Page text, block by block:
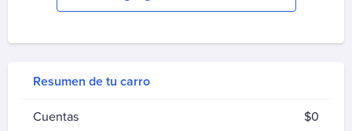
Autopistas
Autopase Autopista Central
Resumen de tu carro
Cuentas $0